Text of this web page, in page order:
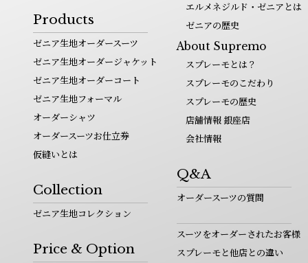
Products
ゼニア生地オーダースーツ
ゼニア生地オーダージャケット
ゼニア生地オーダーコート
ゼニア生地フォーマル
オーダーシャツ
オーダースーツお仕立券
仮縫いとは
Collection
ゼニア生地コレクション
Price & Option
エルメネジルド・ゼニアとは
ゼニアの歴史
About Supremo
スプレーモとは？
スプレーモのこだわり
スプレーモの歴史
店舗情報 銀座店
会社情報
Q&A
オーダースーツの質問
スーツをオーダーされたお客様
スプレーモと他店との違い